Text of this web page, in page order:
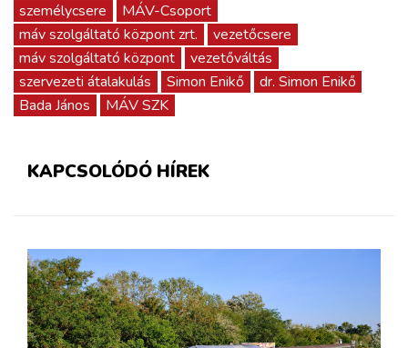
személycsere
MÁV-Csoport
máv szolgáltató központ zrt.
vezetőcsere
máv szolgáltató központ
vezetőváltás
szervezeti átalakulás
Simon Enikő
dr. Simon Enikő
Bada János
MÁV SZK
KAPCSOLÓDÓ HÍREK